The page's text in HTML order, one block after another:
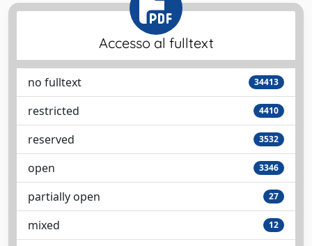
Accesso al fulltext
no fulltext 34413
restricted 4410
reserved 3532
open 3346
partially open 27
mixed 12